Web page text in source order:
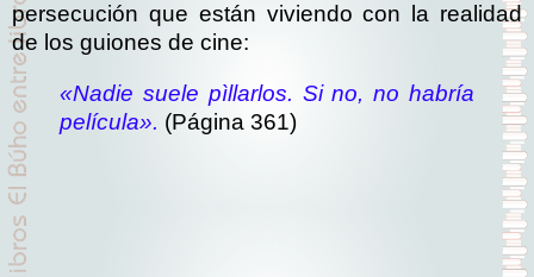
persecución que están viviendo con la realidad
de los guiones de cine:
«Nadie suele pìllarlos. Si no, no habría
película». (Página 361)